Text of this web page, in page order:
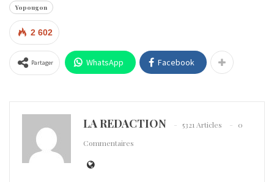
Yopougon
2 602
Partager WhatsApp Facebook
LA REDACTION 5321 Articles
0
Commentaires